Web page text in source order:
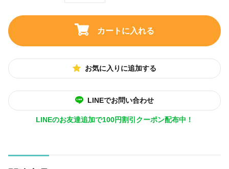
カートに入れる
お気に入りに追加する
LINEでお問い合わせ
LINEのお友達追加で100円割引クーポン配布中！